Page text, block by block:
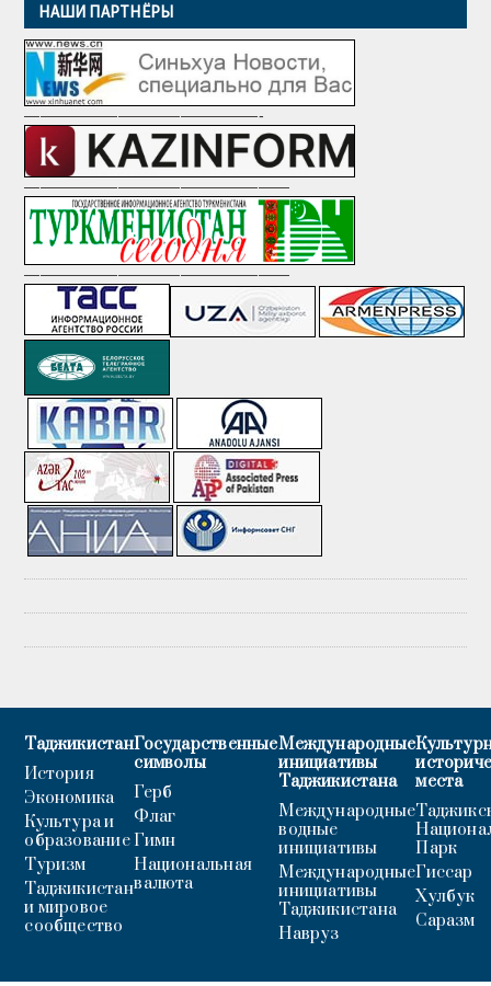
НАШИ ПАРТНЁРЫ
———————————————-
—————————————————
—————————————————
Таджикистан
История
Экономика
Культура и
образование
Туризм
Таджикистан
и мировое
сообщество
Государственные
символы
Герб
Флаг
Гимн
Национальная
валюта
Международные
инициативы
Таджикистана
Международные
водные
инициативы
Международные
инициативы
Таджикистана
Навруз
места
Парк
Гиссар
Хулбук
Саразм